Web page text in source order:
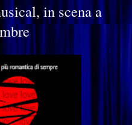
in scena a